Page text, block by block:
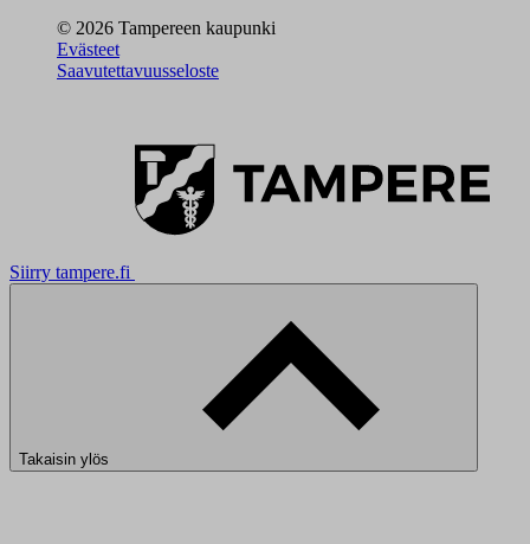
© 2026 Tampereen kaupunki
Evästeet
Saavutettavuusseloste
Siirry tampere.fi
Takaisin ylös